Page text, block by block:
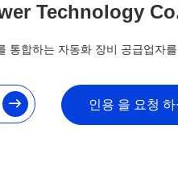
Technology
통합하는 자동화 장비 공급업자
인용 을 요청 하